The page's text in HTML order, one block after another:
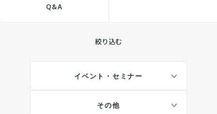
Q&A
絞り込む
イベント・セミナー
その他